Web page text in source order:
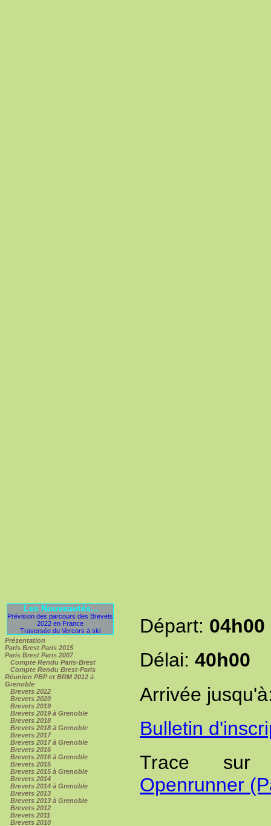
Les Nouveautés...
Prévision des parcours des Brevets
2022 en France
Traversée du Vercors à ski
Présentation
Paris Brest Paris 2015
Paris Brest Paris 2007
Compte Rendu Paris-Brest
Compte Rendu Brest-Paris
Réunion PBP et BRM 2012 à
Grenoble
Brevets 2022
Brevets 2020
Brevets 2019
Brevets 2019 à Grenoble
Brevets 2018
Brevets 2018 à Grenoble
Brevets 2017
Brevets 2017 à Grenoble
Brevets 2016
Brevets 2016 à Grenoble
Brevets 2015
Brevets 2015 à Grenoble
Brevets 2014
Brevets 2014 à Grenoble
Brevets 2013
Brevets 2013 à Grenoble
Brevets 2012
Brevets 2011
Brevets 2010
Départ: 04h00
Délai:40h00
Arrivée
Bulletin
Trace
Openrunner